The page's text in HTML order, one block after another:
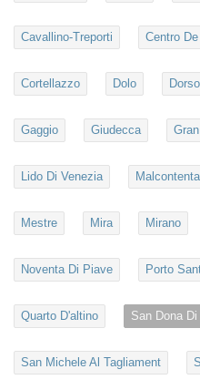
Cavallino-Treporti Centro
Cortellazzo Dolo
Gaggio Giudecca
Lido Di Venezia Malcontenta
Mestre Mira Mirano
Noventa Di Piave Porto
Quarto D'altino San Dona
San Michele Al Tagliament